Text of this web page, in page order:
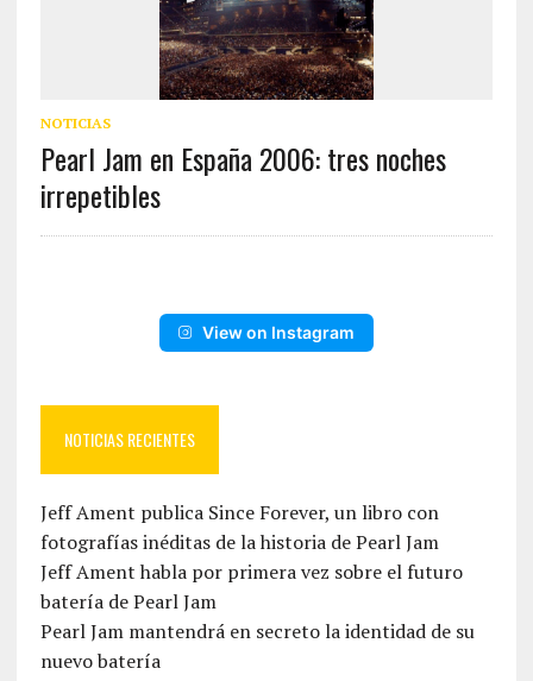
NOTICIAS
Pearl Jam en España 2006: tres noches
irrepetibles
View on Instagram
NOTICIAS RECIENTES
Jeff Ament publica Since Forever, un libro con
fotografías inéditas de la historia de Pearl Jam
Jeff Ament habla por primera vez sobre el futuro
batería de Pearl Jam
Pearl Jam mantendrá en secreto la identidad de su
nuevo batería